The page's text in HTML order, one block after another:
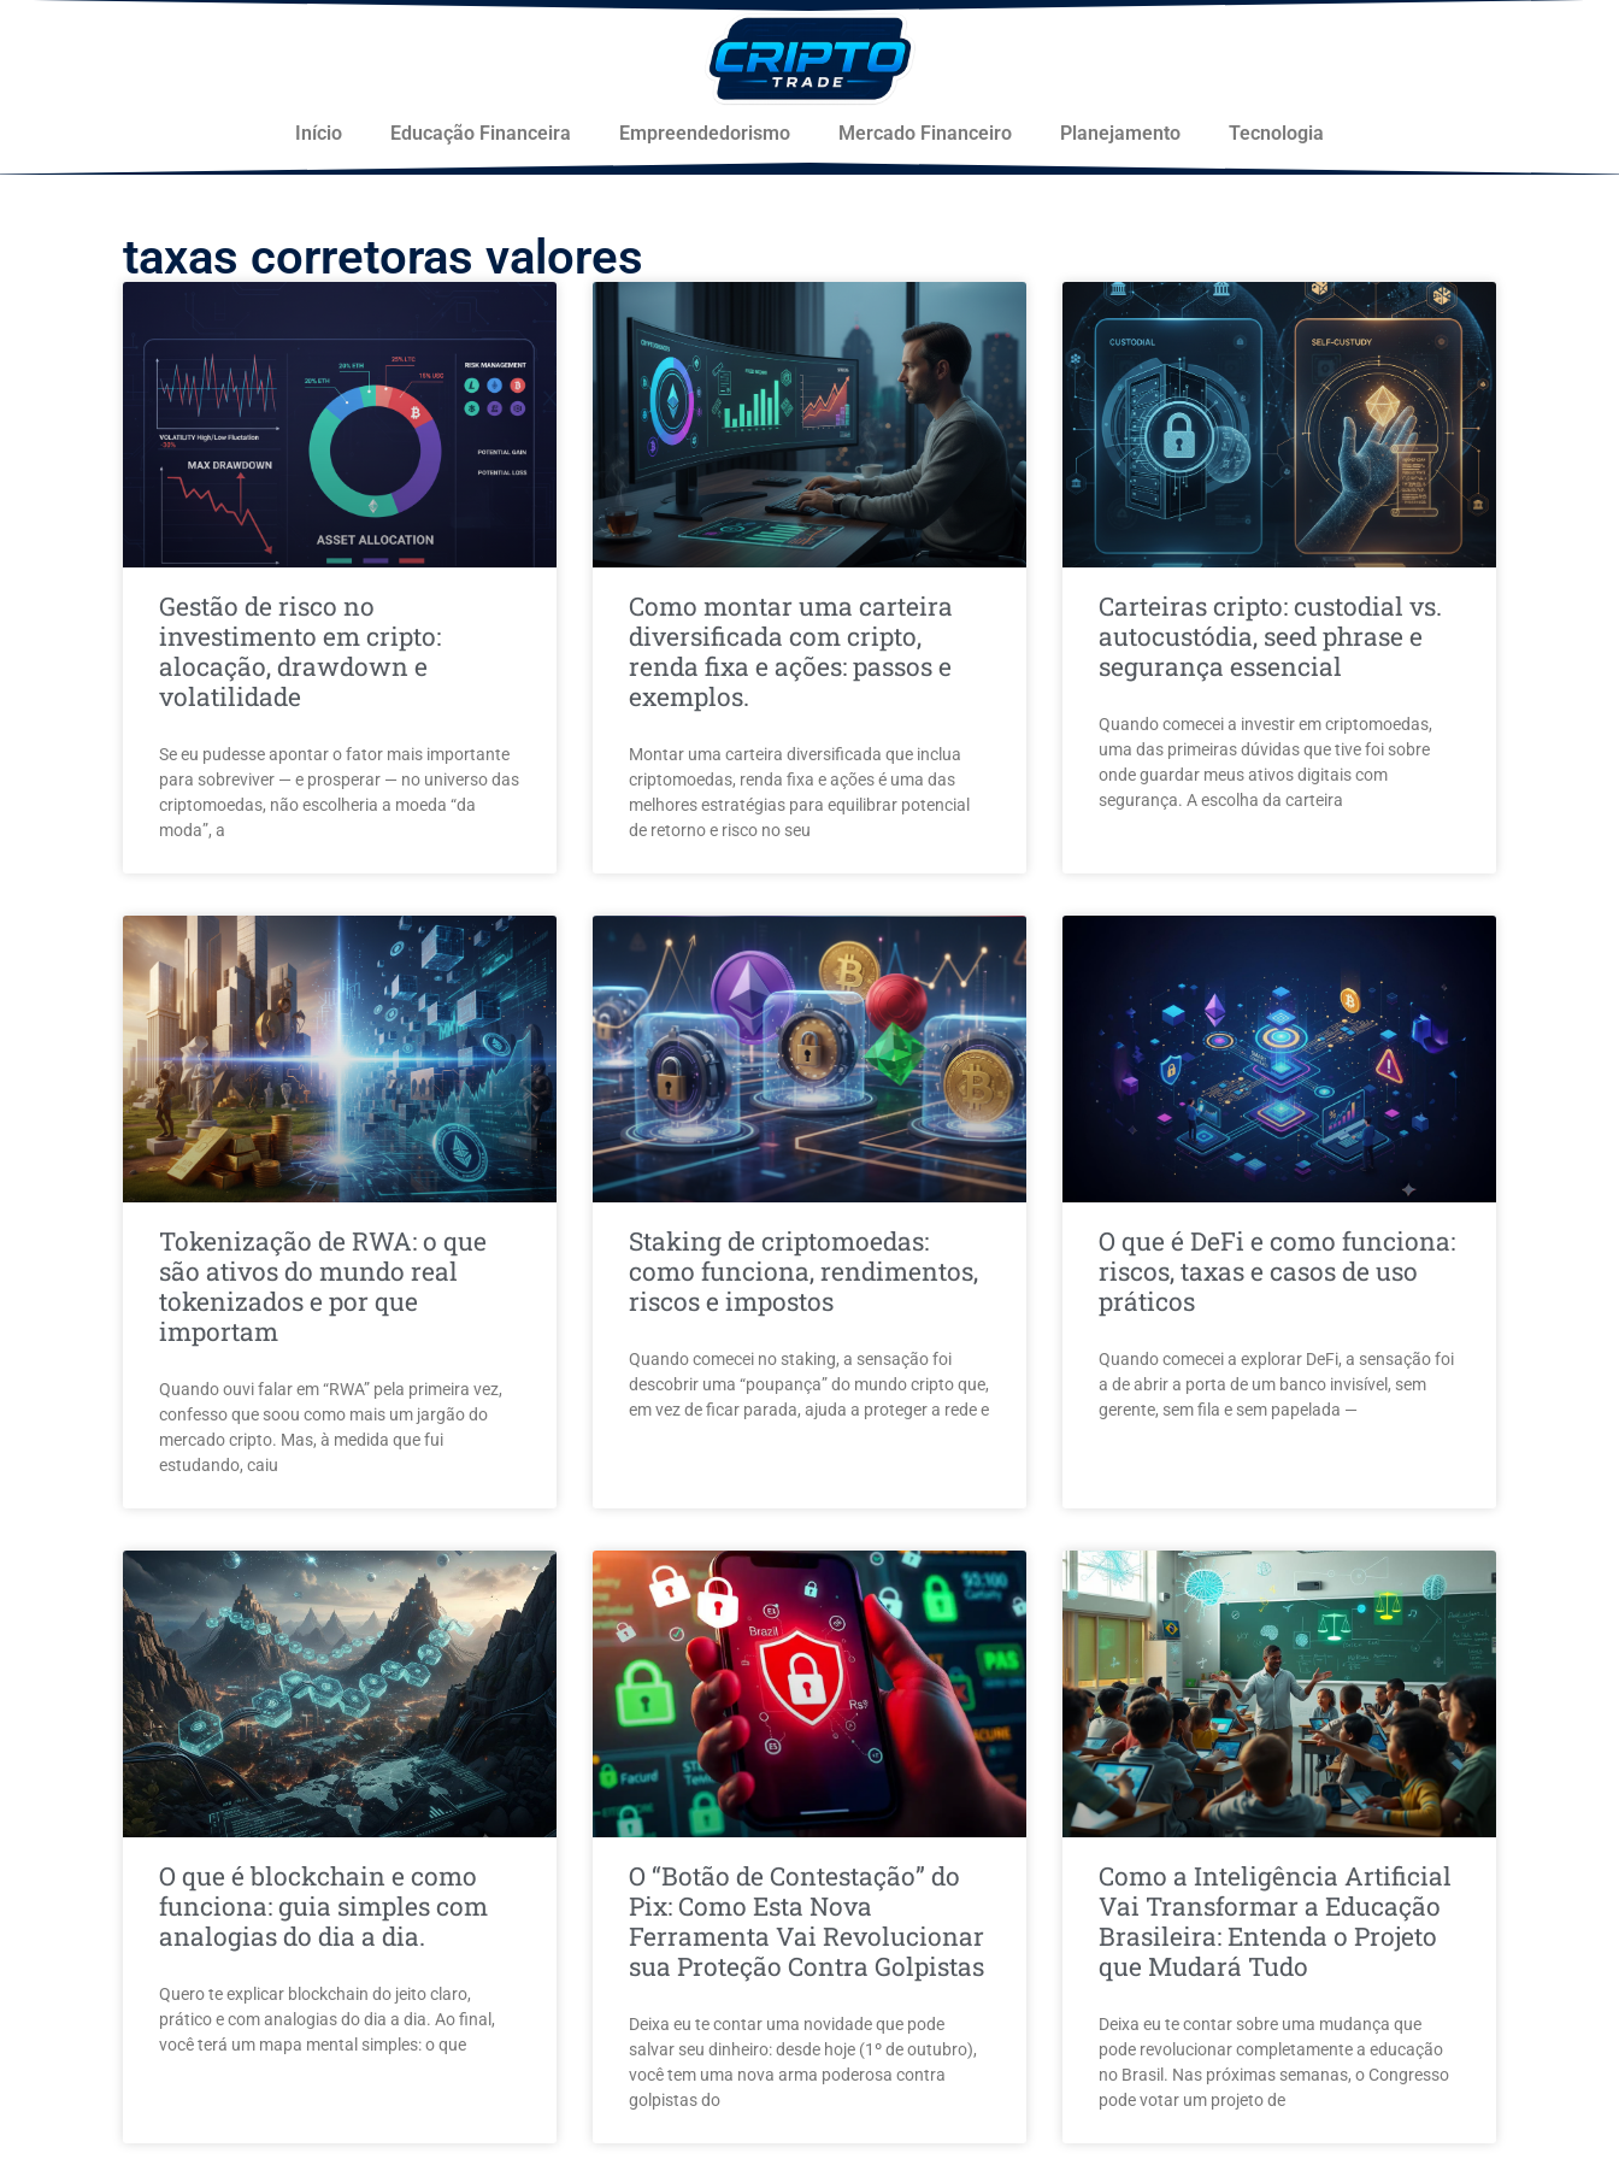
Início Educação Financeira Empreendedorismo Mercado Financeiro Planejamento Tecnologia
taxas corretoras valores
Gestão de risco no
investimento em cripto:
alocação, drawdown e
volatilidade
Se eu pudesse apontar o fator mais importante
para sobreviver — e prosperar — no universo das
criptomoedas, não escolheria a moeda “da
moda”, a
Como montar uma carteira
diversificada com cripto,
renda fixa e ações: passos e
exemplos.
Montar uma carteira diversificada que inclua
criptomoedas, renda fixa e ações é uma das
melhores estratégias para equilibrar potencial
de retorno e risco no seu
Carteiras cripto: custodial vs.
autocustódia, seed phrase e
segurança essencial
Quando comecei a investir em criptomoedas,
uma das primeiras dúvidas que tive foi sobre
onde guardar meus ativos digitais com
segurança. A escolha da carteira
Tokenização de RWA: o que
são ativos do mundo real
tokenizados e por que
importam
Quando ouvi falar em “RWA” pela primeira vez,
confesso que soou como mais um jargão do
mercado cripto. Mas, à medida que fui
estudando, caiu
Staking de criptomoedas:
como funciona, rendimentos,
riscos e impostos
Quando comecei no staking, a sensação foi
descobrir uma “poupança” do mundo cripto que,
em vez de ficar parada, ajuda a proteger a rede e
O que é DeFi e como funciona:
riscos, taxas e casos de uso
práticos
Quando comecei a explorar DeFi, a sensação foi
a de abrir a porta de um banco invisível, sem
gerente, sem fila e sem papelada —
O que é blockchain e como
funciona: guia simples com
analogias do dia a dia.
Quero te explicar blockchain do jeito claro,
prático e com analogias do dia a dia. Ao final,
você terá um mapa mental simples: o que
O “Botão de Contestação” do
Pix: Como Esta Nova
Ferramenta Vai Revolucionar
sua Proteção Contra Golpistas
Deixa eu te contar uma novidade que pode
salvar seu dinheiro: desde hoje (1º de outubro),
você tem uma nova arma poderosa contra
golpistas do
Como a Inteligência Artificial
Vai Transformar a Educação
Brasileira: Entenda o Projeto
que Mudará Tudo
Deixa eu te contar sobre uma mudança que
pode revolucionar completamente a educação
no Brasil. Nas próximas semanas, o Congresso
pode votar um projeto de